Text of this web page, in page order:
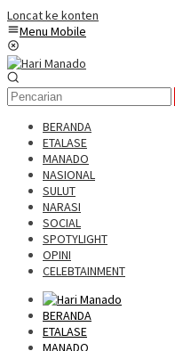
Loncat ke konten
Menu Mobile
BERANDA
ETALASE
MANADO
NASIONAL
SULUT
NARASI
SOCIAL
SPOTYLIGHT
OPINI
CELEBTAINMENT
BERANDA
ETALASE
MANADO